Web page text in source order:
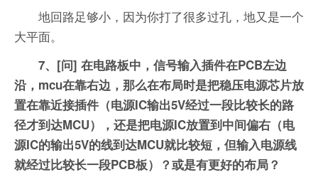
地回路足够小，因为你打了很多过孔，地又是一个
大平面。
7、[问] 在电路板中，信号输入插件在PCB左边
沿，mcu在靠右边，那么在布局时是把稳压电源芯片放
置在靠近接插件（电源IC输出5V经过一段比较长的路
径才到达MCU），还是把电源IC放置到中间偏右（电
源IC的输出5V的线到达MCU就比较短，但输入电源线
就经过比较长一段PCB板）？或是有更好的布局？